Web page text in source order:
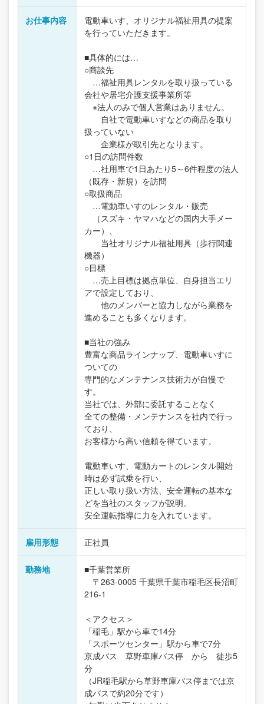
お仕事内容
電動車いす、オリジナル福祉用具の提案
を行っていただきます。
■具体的には…
○商談先
…福祉用具レンタルを取り扱っている
会社や居宅介護支援事業所等
※法人のみで個人営業はありません。
自社で電動車いすなどの商品を取り
扱っていない
企業様が取引先となります。
○1日の訪問件数
…社用車で1日あたり5～6件程度の法人
（既存・新規）を訪問
○取扱商品
…電動車いすのレンタル・販売
（スズキ・ヤマハなどの国内大手メー
カー）、
当社オリジナル福祉用具（歩行関連
機器）
○目標
…売上目標は拠点単位、自身担当エリ
アで設定しており、
他のメンバーと協力しながら業務を
進めることも多くなります。
■当社の強み
豊富な商品ラインナップ、電動車いすに
ついての
専門的なメンテナンス技術力が自慢で
す。
当社では、外部に委託することなく
全ての整備・メンテナンスを社内で行っ
ており、
お客様から高い信頼を得ています。
電動車いす、電動カートのレンタル開始
時は必ず試乗を行い、
正しい取り扱い方法、安全運転の基本な
どを当社のスタッフが説明。
安全運転指導に力を入れています。
雇用形態 正社員
勤務地
■千葉営業所
〒263-0005 千葉県千葉市稲毛区長沼町
216-1
＜アクセス＞
「稲毛」駅から車で14分
「スポーツセンター」駅から車で7分
京成バス 草野車庫バス停 から 徒歩5
分
（JR稲毛駅から草野車庫バス停までは京
成バスで約20分です）